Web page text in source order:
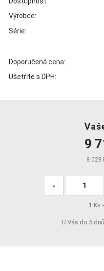
Výrobce:
Série:
Doporučená cena:
Ušetříte s DPH:
9
8 028
-
1 Ks
U Vás do 5